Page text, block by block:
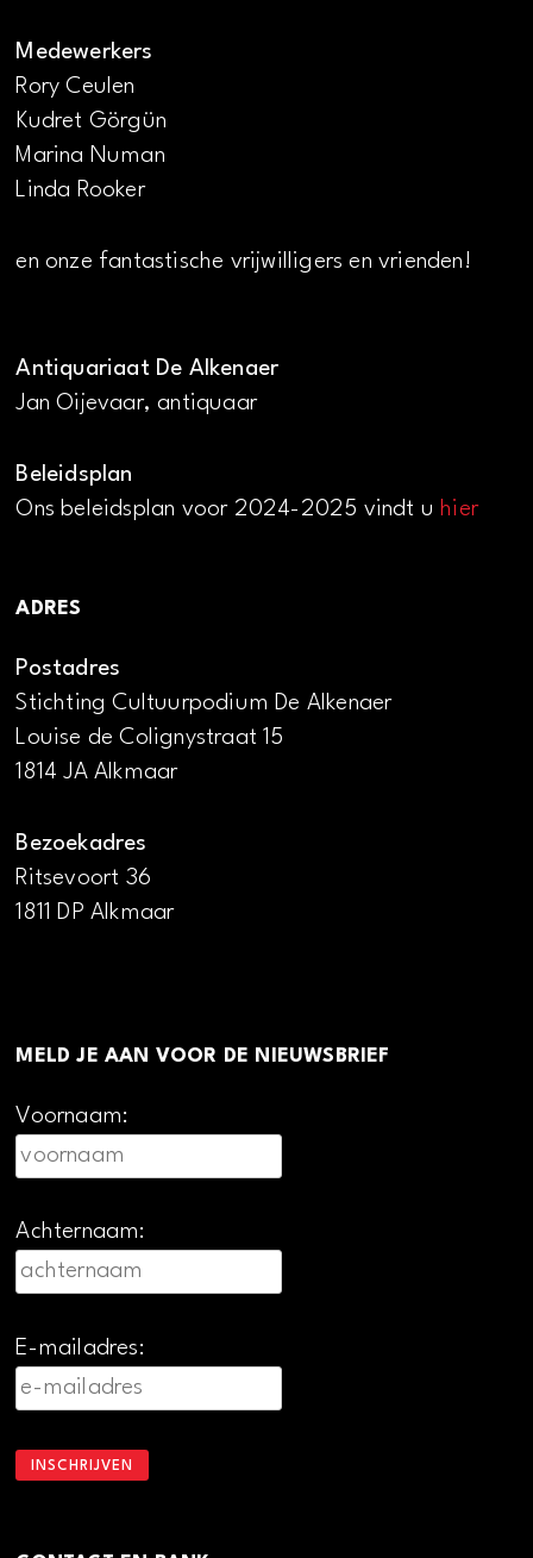
Medewerkers
Rory Ceulen
Kudret Görgün
Marina Numan
Linda Rooker
en onze fantastische vrijwilligers en vrienden!
Antiquariaat De Alkenaer
Jan Oijevaar, antiquaar
Beleidsplan
Ons beleidsplan voor 2024-2025 vindt uhier
ADRES
Postadres
Stichting Cultuurpodium De Alkenaer
Louise de Colignystraat 15
1814 JA Alkmaar
Bezoekadres
Ritsevoort 36
1811 DP Alkmaar
MELD JE AAN VOOR DE NIEUWSBRIEF
Voornaam:
Achternaam:
E-mailadres: